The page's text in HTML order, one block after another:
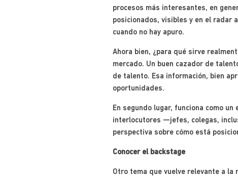
procesos más interesantes, en
posicionados, visibles y en el radar
cuando no hay apuro.
Ahora bien, ¿para qué sirve
mercado. Un buen cazador de
de talento. Esa información, bien
oportunidades.
En segundo lugar, funciona como
interlocutores —jefes, colegas,
perspectiva sobre cómo está
Conocer el backstage
Otro tema que vuelve relevante a